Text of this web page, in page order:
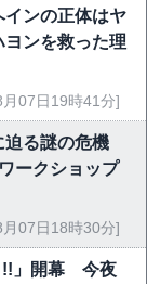
インの正体はヤ
ンを救った理
月07日19時41分]
迫る謎の危機
ークショップ
月07日18時30分]
!!」開幕 今夜